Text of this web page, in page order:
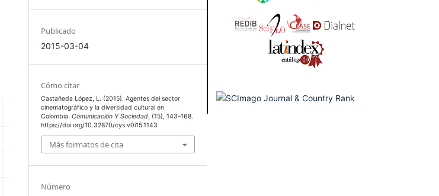
Publicado
2015-03-04
Cómo citar
Castañeda López, L. (2015). Agentes del sector
cinematográfico y la diversidad cultural en
Colombia.Comunicación Y Sociedad, (15), 143–168.
https://doi.org/10.32870/cys.v0i15.1143
Más formatos de cita
Número